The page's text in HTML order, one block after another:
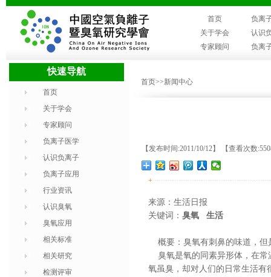
首页
负离
关于学会
认识
专家顾问
负离
快速导航
首页
关于学会
专家顾问
负离子医学
认识负离子
负离子应用
行业资讯
认识臭氧
臭氧应用
相关标准
相关研究
检测评审
首页>>新闻中心
【发布时间:2011/10/12】 【查看次数
+
来源：生活日报
关键词： 臭氧 生活
概要：臭氧有刺鼻的味道，
臭氧是氧的同素异形体，在
氧虽臭，却对人们的日常生活有